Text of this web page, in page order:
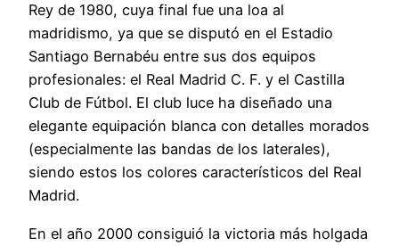
Rey de 1980, cuya final fue una loa al
madridismo, ya que se disputó en el Estadio
Santiago Bernabéu entre sus dos equipos
profesionales: el Real Madrid C. F. y el Castilla
Club de Fútbol. El club luce ha diseñado una
elegante equipación blanca con detalles morados
(especialmente las bandas de los laterales),
siendo estos los colores característicos del Real
Madrid.
En el año 2000 consiguió la victoria más holgada